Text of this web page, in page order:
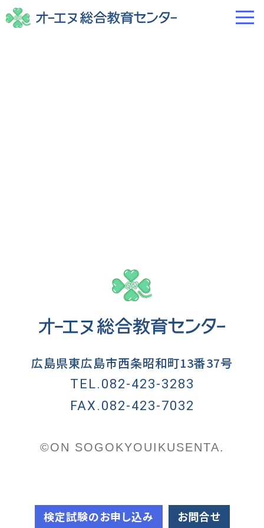
検定試験のお申し込み お問合せ
広島県東広島市西条昭和町13番37号
TEL.082-423-3283
FAX.082-423-7032
©ON SOGOKYOUIKUSENTA.